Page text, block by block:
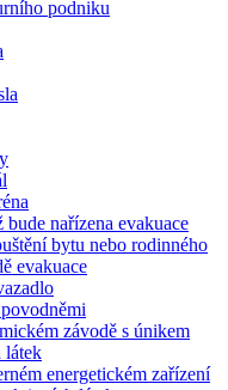
podniku
nařízena evakuace
bytu nebo rodinného
evakuace
závodě s únikem
látek
energetickém zařízení